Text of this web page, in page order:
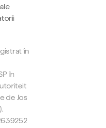
în
în
de Jos